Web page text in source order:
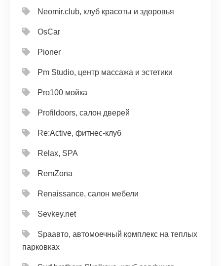
Neomir.club, клуб красоты и здоровья
OsCar
Pioner
Pm Studio, центр массажа и эстетики
Pro100 мойка
Profildoors, салон дверей
Re:Active, фитнес-клуб
Relax, SPA
RemZona
Renaissance, салон мебели
Sevkey.net
Spaавто, автомоечный комплекс на теплых
парковках